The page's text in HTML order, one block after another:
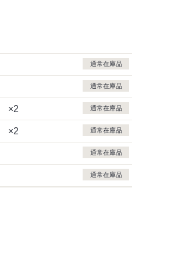
通常在庫品
通常在庫品
×2 通常在庫品
×2 通常在庫品
通常在庫品
通常在庫品